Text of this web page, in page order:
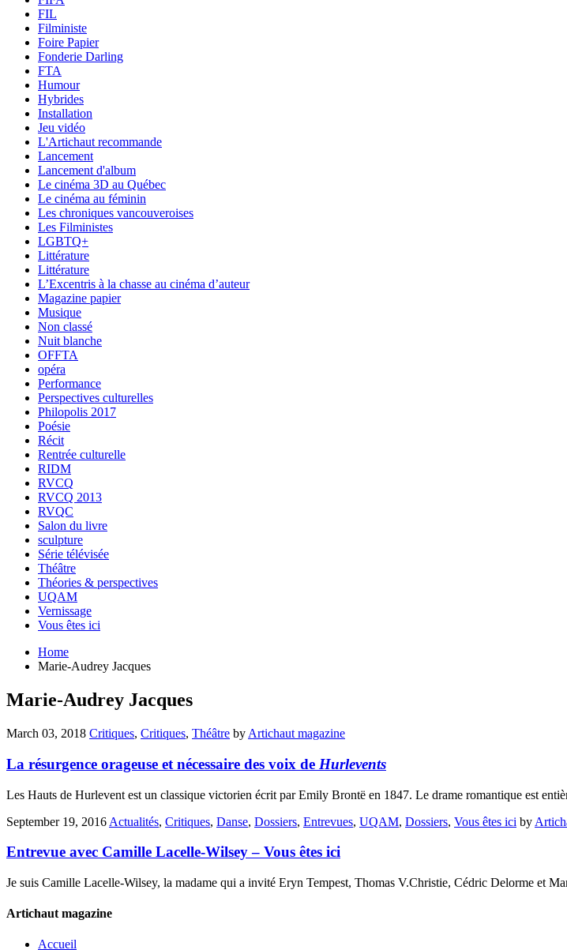
FIL
Filministe
Foire Papier
Fonderie Darling
FTA
Humour
Hybrides
Installation
Jeu vidéo
L'Artichaut recommande
Lancement
Lancement d'album
Le cinéma 3D au Québec
Le cinéma au féminin
Les chroniques vancouveroises
Les Filministes
LGBTQ+
Littérature
Littérature
L’Excentris à la chasse au cinéma d’auteur
Magazine papier
Musique
Non classé
Nuit blanche
OFFTA
opéra
Performance
Perspectives culturelles
Philopolis 2017
Poésie
Récit
Rentrée culturelle
RIDM
RVCQ
RVCQ 2013
RVQC
Salon du livre
sculpture
Série télévisée
Théâtre
Théories & perspectives
UQAM
Vernissage
Vous êtes ici
Home
Marie-Audrey Jacques
Marie-Audrey Jacques
March 03, 2018 Critiques, Critiques, Théâtre by Artichaut magazine
La résurgence orageuse et nécessaire des voix de Hurlevents
Les Hauts de Hurlevent est un classique victorien écrit par Emily Brontë en 1847. Le drame romantique est
September 19, 2016 Actualités, Critiques, Danse, Dossiers, Entrevues, UQAM, Dossiers, Vous êtes ici by
Entrevue avec Camille Lacelle-Wilsey – Vous êtes ici
Je suis Camille Lacelle-Wilsey, la madame qui a invité Eryn Tempest, Thomas V.Christie, Cédric Delorme et
Artichaut magazine
Accueil